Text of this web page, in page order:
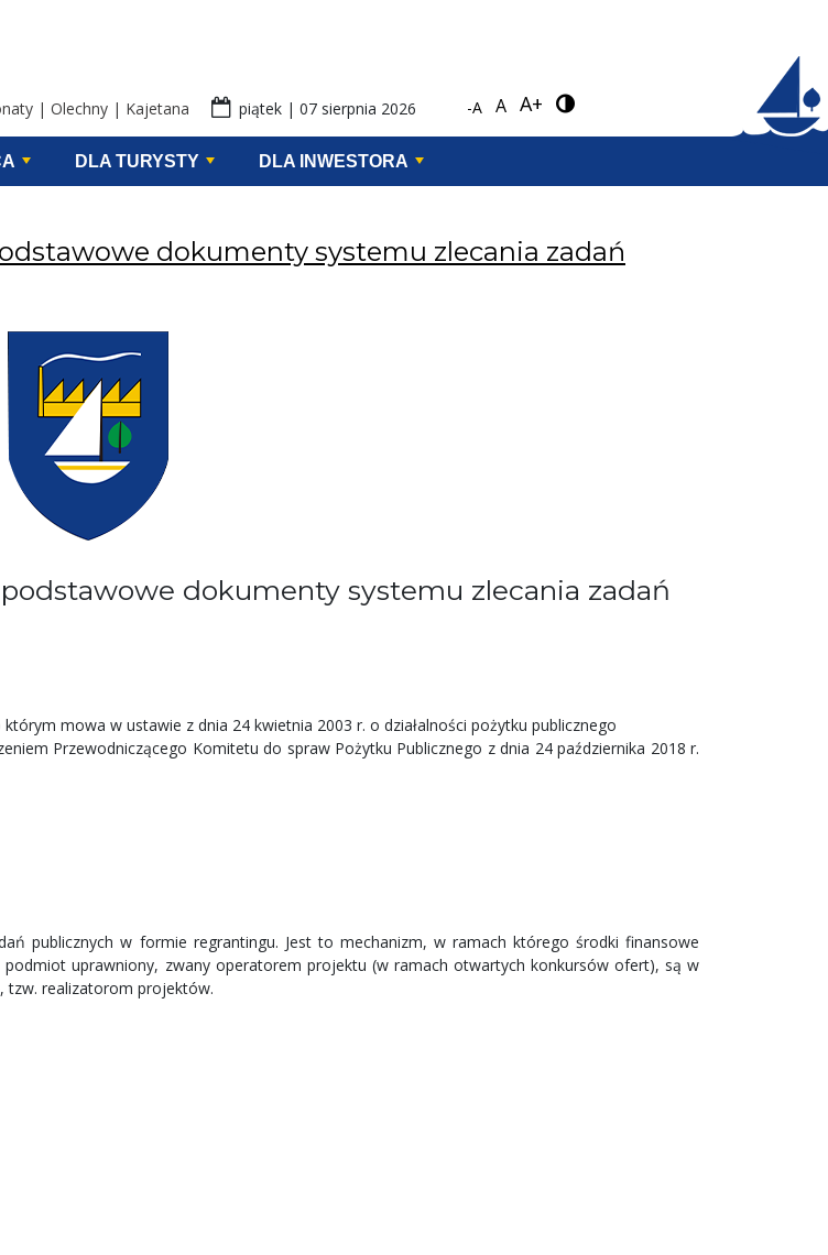
| Olechny | Kajetana piątek | 07 sierpnia 2026 -A A A+
DLA TURYSTY DLA INWESTORA
dokumenty systemu zlecania zadań
dokumenty systemu zlecania zadań
mowa w ustawie z dnia 24 kwietnia 2003 r. o działalności pożytku publicznego
Przewodniczącego Komitetu do spraw Pożytku Publicznego z dnia 24 października 2018 r.
publicznych w formie regrantingu. Jest to mechanizm, w ramach którego środki finansowe
uprawniony, zwany operatorem projektu (w ramach otwartych konkursów ofert), są w
tzw. realizatorom projektów.